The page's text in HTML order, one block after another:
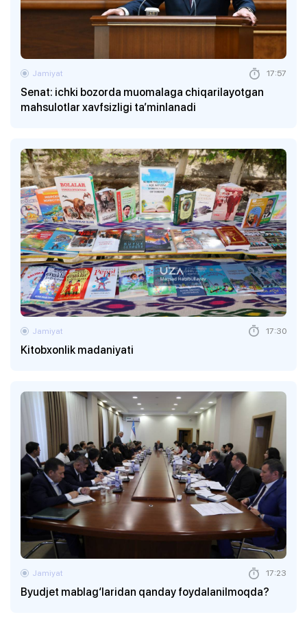
Senat: ichki bozorda muomalaga chiqarilayotgan
mahsulotlar xavfsizligi ta’minlanadi
Jamiyat 17:57
Kitobxonlik madaniyati
Jamiyat 17:30
Byudjet mablag‘laridan qanday foydalanilmoqda?
Jamiyat 17:23